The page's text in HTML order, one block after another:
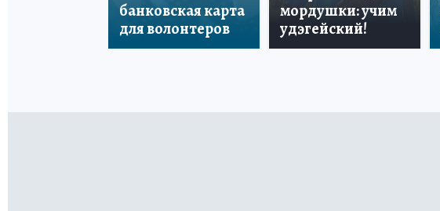
банковская карта
для волонтеров
мордушки: учим
удэгейский!